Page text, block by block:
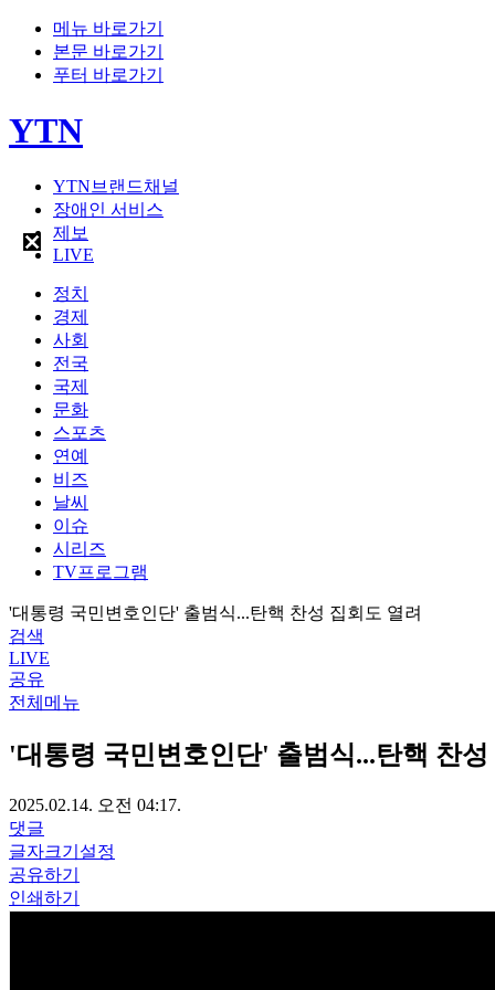
메뉴 바로가기
본문 바로가기
푸터 바로가기
YTN
YTN브랜드채널
장애인 서비스
제보
LIVE
정치
경제
사회
전국
국제
문화
스포츠
연예
비즈
날씨
이슈
시리즈
TV프로그램
'대통령 국민변호인단' 출범식...탄핵 찬성 집회도 열려
검색
LIVE
공유
전체메뉴
'대통령 국민변호인단' 출범식...탄핵 찬
2025.02.14. 오전 04:17.
댓글
글자크기설정
공유하기
인쇄하기